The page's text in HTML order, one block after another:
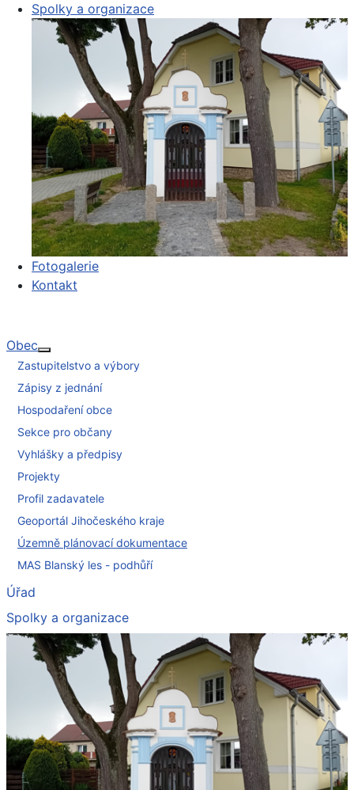
Spolky a organizace
Fotogalerie
Kontakt
Obec
Více o: Obec
Zastupitelstvo a výbory
Zápisy z jednání
Hospodaření obce
Sekce pro občany
Vyhlášky a předpisy
Projekty
Profil zadavatele
Geoportál Jihočeského kraje
Územně plánovací dokumentace
MAS Blanský les - podhůří
Úřad
Spolky a organizace